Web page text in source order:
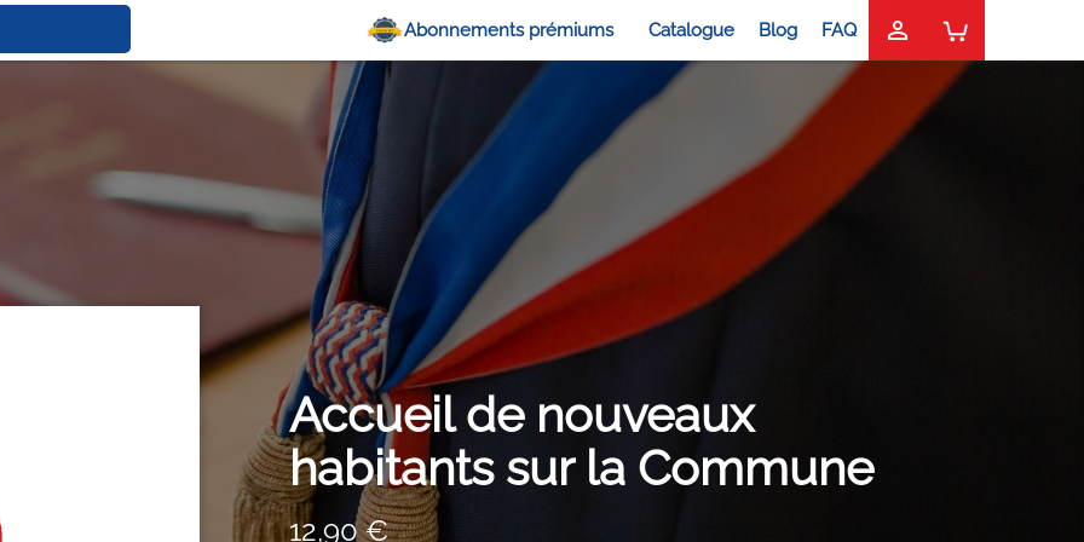
Abonnements prémiums Catalogue Blog FAQ 
Accueil de nouveaux
habitants sur la Commune
12,90 €